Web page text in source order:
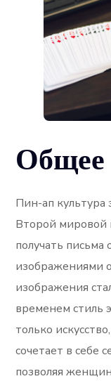
Общее
Пин-ап
Второй мировой
получать
изображениями
изображения
временем стиль
только
сочетает в себе
позволяя